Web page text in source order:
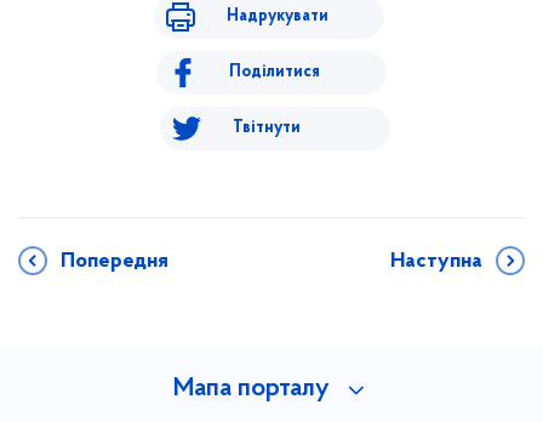
Надрукувати
Поділитися
Твітнути
Попередня Наступна
Мапа порталу